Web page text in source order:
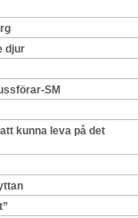
djur
SM
kunna leva på det